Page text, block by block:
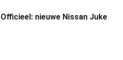
Officieel: nieuwe Nissan Juke